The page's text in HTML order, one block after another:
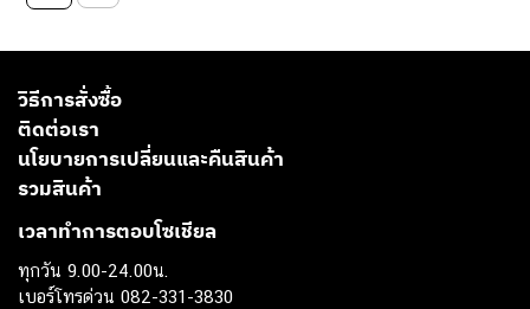
วิธีการสั่งซื้อ
ติดต่อเรา
นโยบายการเปลี่ยนและคืนสินค้า
รวมสินค้า
เวลาทำการตอบโซเชียล
ทุกวัน 9.00-24.00น.
เบอร์โทรด่วน 082-331-3830